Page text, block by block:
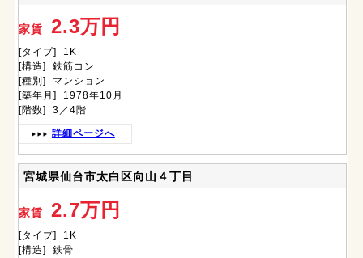
家賃 2.3万円
[タイプ] 1K
[構造] 鉄筋コン
[種別] マンション
[築年月] 1978年10月
[階数] 3／4階
詳細ページへ
宮城県仙台市太白区向山４丁目
家賃 2.7万円
[タイプ] 1K
[構造] 鉄骨